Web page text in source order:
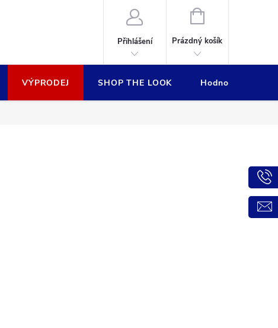
Přihlášení
NÁKUPNÍ
Prázdný košík
VÝPRODEJ SHOP THE LOOK Hodnocení